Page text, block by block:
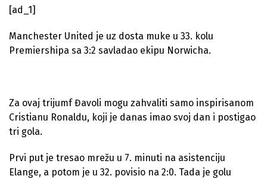
[ad_1]
Manchester United je uz dosta muke u 33. kolu
Premiershipa sa 3:2 savladao ekipu Norwicha.
Za ovaj trijumf Đavoli mogu zahvaliti samo inspirisanom
Cristianu Ronaldu, koji je danas imao svoj dan i postigao
tri gola.
Prvi put je tresao mrežu u 7. minuti na asistenciju
Elange, a potom je u 32. povisio na 2:0. Tada je golu